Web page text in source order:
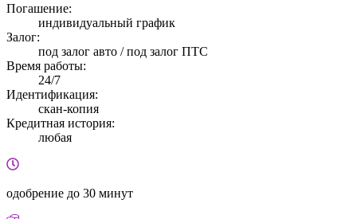
Погашение:
индивидуальный график
Залог:
под залог авто / под залог ПТС
Время работы:
24/7
Идентификация:
скан-копия
Кредитная история:
любая
одобрение до 30 минут